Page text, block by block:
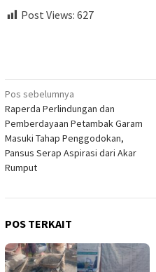
Post Views: 627
Navigasi
pos
Pos sebelumnya
Raperda Perlindungan dan
Pemberdayaan Petambak Garam
Masuki Tahap Penggodokan,
Pansus Serap Aspirasi dari Akar
Rumput
POS TERKAIT